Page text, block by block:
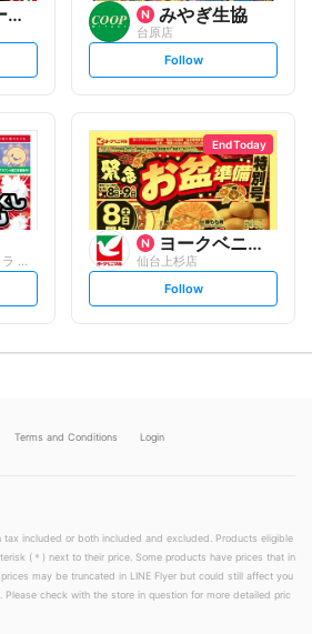
みやぎ生協
台原店
s
t
l
o
w
Follow
コジマ×ビックカメラ イオンモール仙台上...
End Today
ヨークベニマル
仙台上杉店
s
t
Follow
Terms and Conditions Login
tax included or both included and excluded. Products eligible
(＊) next to their price. Some products have prices that in
may be truncated in LINE Flyer but could still affect you
check with the store in question for more detailed pric